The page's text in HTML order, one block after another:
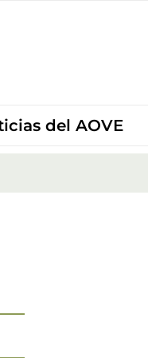
del AOVE